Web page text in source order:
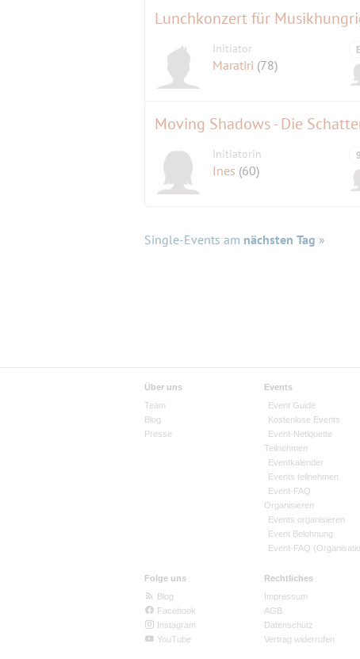
Lunchkonzert für
Initiator
Maratiri (78)
Initiatorin
Ines (60)
Single-Events am nächsten Tag »
Über uns
Team
Blog
Presse
Events
Event Guide
Kostenlose Events
Event-Netiquette
Teilnehmen
Eventkalender
Events teilnehmen
Event-FAQ
Organisieren
Events organisieren
Event Belohnung
Event-FAQ
Folge uns
Blog
Facebook
Instagram
YouTube
Rechtliches
Impressum
AGB
Datenschutz
Vertrag widerrufen